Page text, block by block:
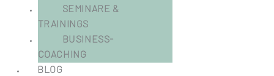
SEMINARE &
TRAININGS
BUSINESS-
COACHING
BLOG